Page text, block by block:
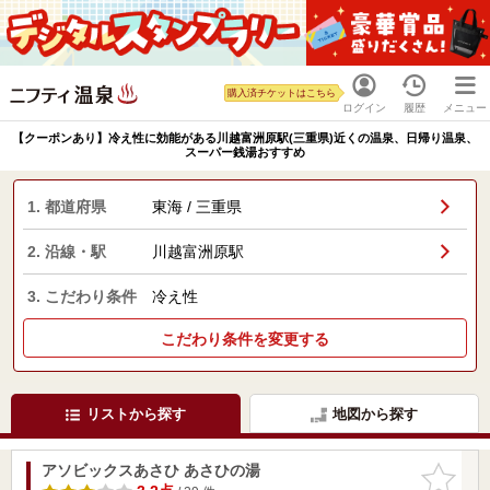
ログイン
購入済チケットはこちら
履歴 メニュー
【クーポンあり】冷え性に効能がある川越富洲原駅(三重県)近くの温泉、日帰り温泉、
スーパー銭湯おすすめ
1. 都道府県 東海 / 三重県
2. 沿線・駅 川越富洲原駅
3. こだわり条件 冷え性
こだわり条件を変更する
リストから探す 地図から探す
お気に入
アソビックスあさひ あさひの湯